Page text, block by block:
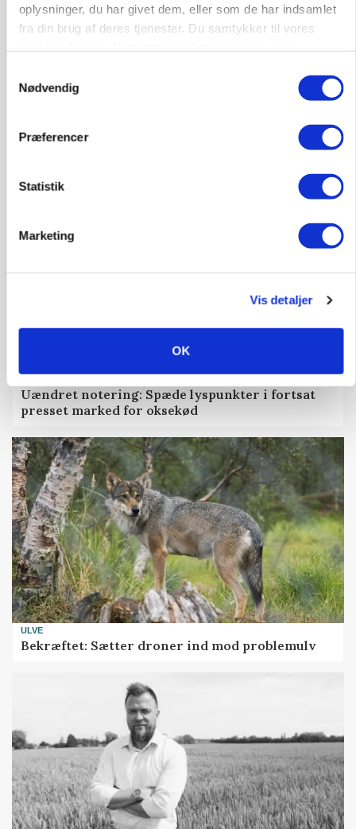
oplysninger, du har givet dem, eller som de har indsamlet
fra din brug af deres tjenester. Du samtykker til vores
Nødvendig
Præferencer
Statistik
Marketing
Vis detaljer
OK
Annonce
Før såmaskinen kører: Her er efterårets største
Uændret notering: Spæde lyspunkter i fortsat
presset marked for oksekød
ULVE
Bekræftet: Sætter droner ind mod problemulv